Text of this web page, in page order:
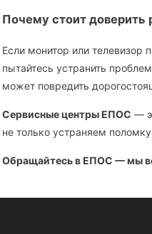
Почему стоит доверить
Если монитор или телевизор
пытайтесь устранить
может повредить
Сервисные центры ЕПОС —
не только устраняем
Обращайтесь в ЕПОС — мы